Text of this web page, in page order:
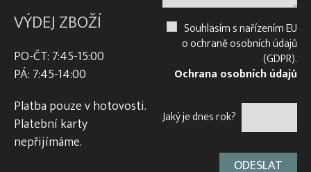
VÝDEJ ZBOŽÍ
PO-ČT: 7:45-15:00
PÁ: 7:45-14:00
Platba pouze v hotovosti.
Platební karty
nepřijímáme.
Souhlasím s nařízením EU
o ochraně osobních údajů
(GDPR).
Ochrana osobních údajů
Jaký je dnes rok?